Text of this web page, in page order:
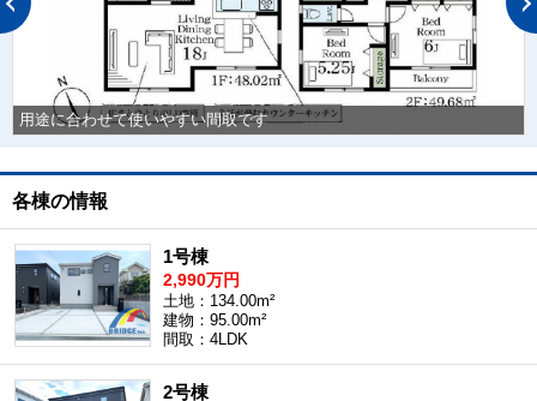
用途に合わせて使いやすい間取です
各棟の情報
1号棟
2,990万円
土地：134.00m²
建物：95.00m²
間取：4LDK
2号棟